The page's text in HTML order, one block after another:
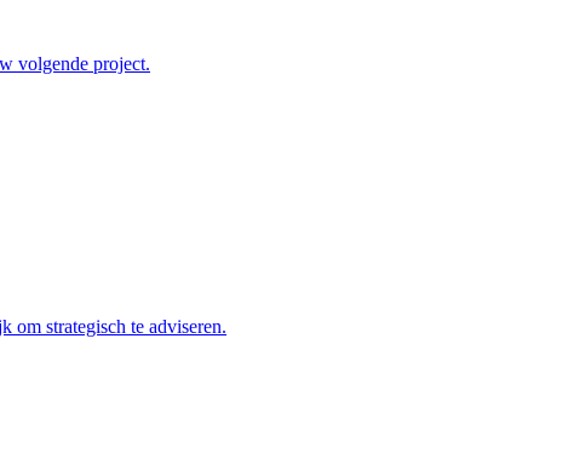
volgende project.
om strategisch te adviseren.